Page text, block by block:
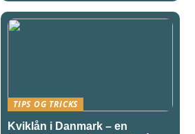
TIPS OG TRICKS
Kviklån i Danmark – en